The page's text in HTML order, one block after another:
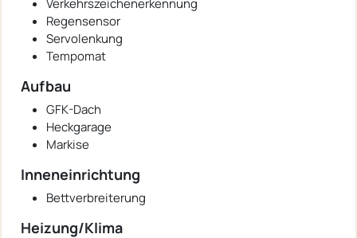
Regensensor
Servolenkung
Tempomat
Aufbau
GFK-Dach
Heckgarage
Markise
Inneneinrichtung
Bettverbreiterung
Heizung/Klima